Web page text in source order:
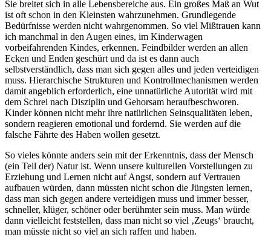
Sie breitet sich in alle Lebensbereiche aus. Ein großes Maß an Wut
ist oft schon in den Kleinsten wahrzunehmen. Grundlegende
Bedürfnisse werden nicht wahrgenommen. So viel Mißtrauen kann
ich manchmal in den Augen eines, im Kinderwagen
vorbeifahrenden Kindes, erkennen. Feindbilder werden an allen
Ecken und Enden geschürt und da ist es dann auch
selbstverständlich, dass man sich gegen alles und jeden verteidigen
muss. Hierarchische Strukturen und Kontrollmechanismen werden
damit angeblich erforderlich, eine unnatürliche Autorität wird mit
dem Schrei nach Disziplin und Gehorsam heraufbeschworen.
Kinder können nicht mehr ihre natürlichen Seinsqualitäten leben,
sondern reagieren emotional und fordernd. Sie werden auf die
falsche Fährte des Haben wollen gesetzt.
So vieles könnte anders sein mit der Erkenntnis, dass der Mensch
(ein Teil der) Natur ist. Wenn unsere kulturellen Vorstellungen zu
Erziehung und Lernen nicht auf Angst, sondern auf Vertrauen
aufbauen würden, dann müssten nicht schon die Jüngsten lernen,
dass man sich gegen andere verteidigen muss und immer besser,
schneller, klüger, schöner oder berühmter sein muss. Man würde
dann vielleicht feststellen, dass man nicht so viel ‚Zeugs‘ braucht,
man müsste nicht so viel an sich raffen und haben.